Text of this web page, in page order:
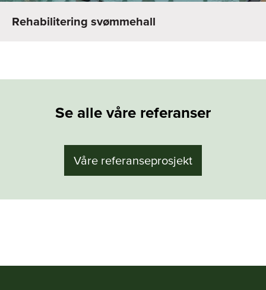
Rehabilitering svømmehall
Se alle våre referanser
Våre referanseprosjekt